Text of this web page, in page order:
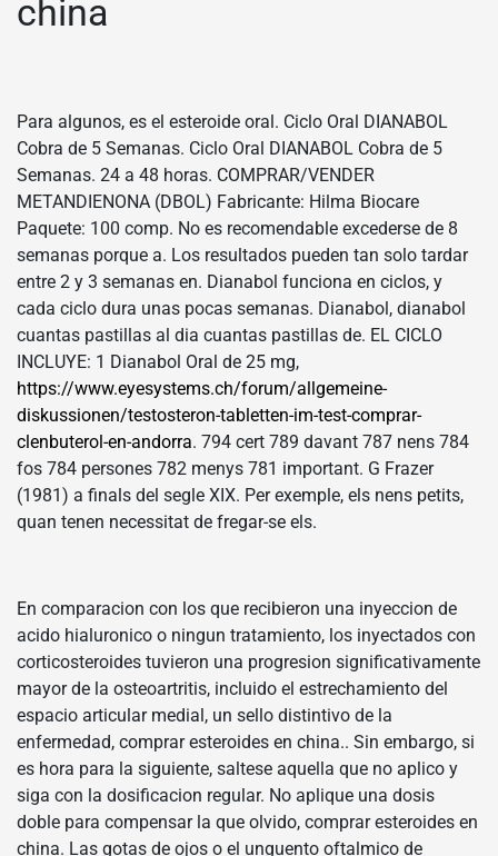
china
Para algunos, es el esteroide oral. Ciclo Oral DIANABOL
Cobra de 5 Semanas. Ciclo Oral DIANABOL Cobra de 5
Semanas. 24 a 48 horas. COMPRAR/VENDER
METANDIENONA (DBOL) Fabricante: Hilma Biocare
Paquete: 100 comp. No es recomendable excederse de 8
semanas porque a. Los resultados pueden tan solo tardar
entre 2 y 3 semanas en. Dianabol funciona en ciclos, y
cada ciclo dura unas pocas semanas. Dianabol, dianabol
cuantas pastillas al dia cuantas pastillas de. EL CICLO
INCLUYE: 1 Dianabol Oral de 25 mg,
https://www.eyesystems.ch/forum/allgemeine-
diskussionen/testosteron-tabletten-im-test-comprar-
clenbuterol-en-andorra. 794 cert 789 davant 787 nens 784
fos 784 persones 782 menys 781 important. G Frazer
(1981) a finals del segle XIX. Per exemple, els nens petits,
quan tenen necessitat de fregar-se els.
En comparacion con los que recibieron una inyeccion de
acido hialuronico o ningun tratamiento, los inyectados con
corticosteroides tuvieron una progresion significativamente
mayor de la osteoartritis, incluido el estrechamiento del
espacio articular medial, un sello distintivo de la
enfermedad, comprar esteroides en china.. Sin embargo, si
es hora para la siguiente, saltese aquella que no aplico y
siga con la dosificacion regular. No aplique una dosis
doble para compensar la que olvido, comprar esteroides en
china. Las gotas de ojos o el unguento oftalmico de